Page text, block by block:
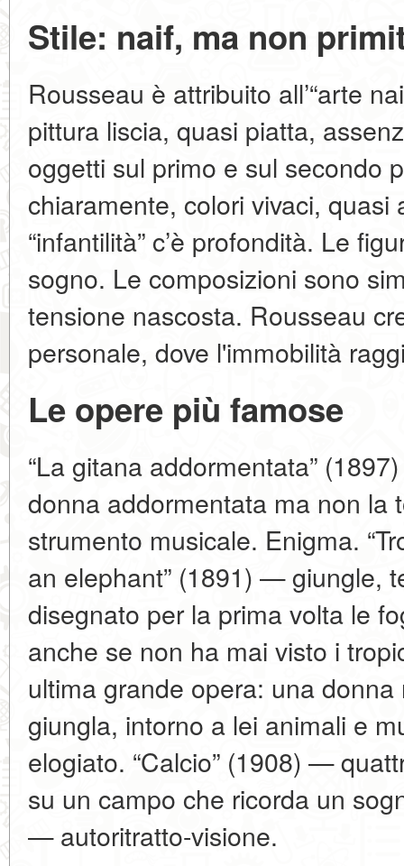
Stile: naif, ma non
Rousseau è attribuito all’“arte
pittura liscia, quasi piatta,
oggetti sul primo e sul secondo
chiaramente, colori vivaci, quasi
“infantilità” c’è profondità. Le
sogno. Le composizioni sono
tensione nascosta. Rousseau
personale, dove l'immobilità
Le opere più famose
“La gitana addormentata”
donna addormentata ma non la
strumento musicale. Enigma.
an elephant” (1891) — giungle,
disegnato per la prima volta le
anche se non ha mai visto i
ultima grande opera: una
giungla, intorno a lei animali e
elogiato. “Calcio” (1908) —
su un campo che ricorda un
— autoritratto-visione.